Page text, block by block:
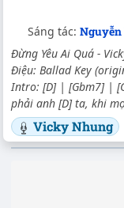
Sáng tác: Nguyễn
Đừng Yêu Ai Quá -
Điệu: Ballad Key
Intro: [D] | [Gbm7] |
phải anh [D] ta, khi
Vicky Nhung